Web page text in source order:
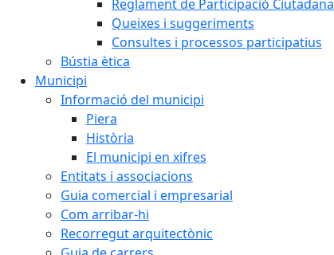
Reglament de Participació Ciutadana
Queixes i suggeriments
Consultes i processos participatius
Bústia ètica
Municipi
Informació del municipi
Piera
Història
El municipi en xifres
Entitats i associacions
Guia comercial i empresarial
Com arribar-hi
Recorregut arquitectònic